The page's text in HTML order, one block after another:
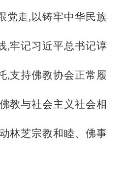
党走,以铸牢中华民族
,牢记习近平总书记谆
,支持佛教协会正常履
教与社会主义社会相
林芝宗教和睦、佛事